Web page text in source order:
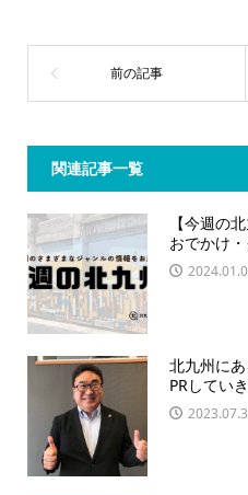
関連記事一覧
【今週の
おでかけ
北九州に
PRしてい